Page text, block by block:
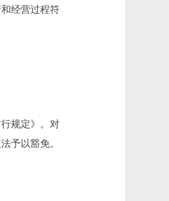
经营过程符
规定》。对
予以豁免。